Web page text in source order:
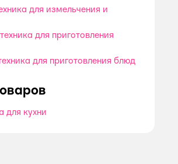
для измельчения и
для приготовления
для приготовления блюд
для кухни